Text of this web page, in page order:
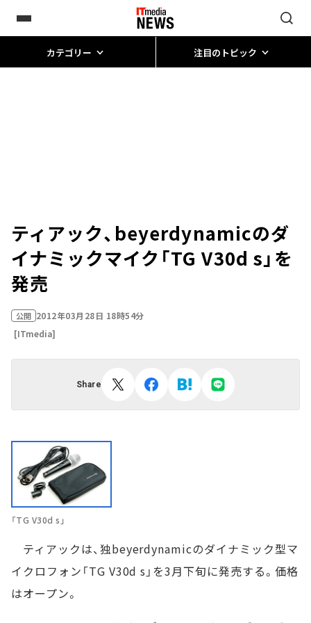
カテゴリー 注目のトピック
ティアック、beyerdynamicのダ
イナミックマイク「TG V30d s」を
発売
公開 2012年03月28日 18時54分
[ITmedia]
Share
「TG V30d s」
ティアックは、独beyerdynamicのダイナミック型マ
イクロフォン「TG V30d s」を3月下旬に発売する。価格
はオープン。